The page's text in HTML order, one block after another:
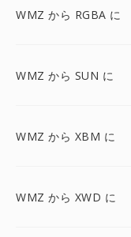
WMZ から RGBA に
WMZ から SUN に
WMZ から XBM に
WMZ から XWD に